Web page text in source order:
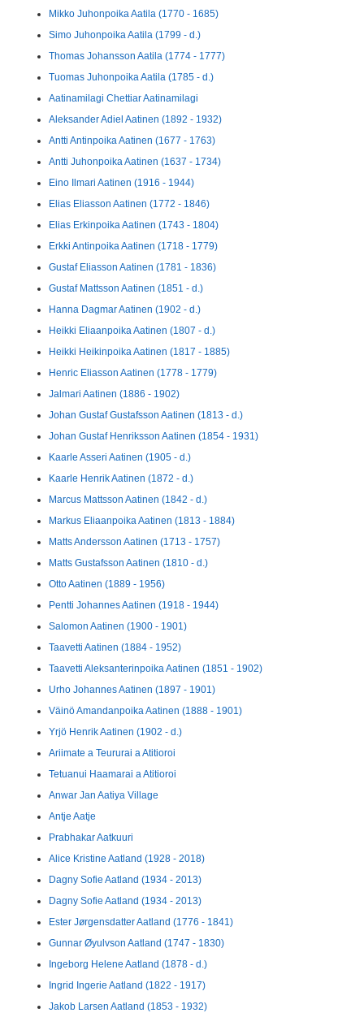
Mikko Juhonpoika Aatila (1770 - 1685)
Simo Juhonpoika Aatila (1799 - d.)
Thomas Johansson Aatila (1774 - 1777)
Tuomas Juhonpoika Aatila (1785 - d.)
Aatinamilagi Chettiar Aatinamilagi
Aleksander Adiel Aatinen (1892 - 1932)
Antti Antinpoika Aatinen (1677 - 1763)
Antti Juhonpoika Aatinen (1637 - 1734)
Eino Ilmari Aatinen (1916 - 1944)
Elias Eliasson Aatinen (1772 - 1846)
Elias Erkinpoika Aatinen (1743 - 1804)
Erkki Antinpoika Aatinen (1718 - 1779)
Gustaf Eliasson Aatinen (1781 - 1836)
Gustaf Mattsson Aatinen (1851 - d.)
Hanna Dagmar Aatinen (1902 - d.)
Heikki Eliaanpoika Aatinen (1807 - d.)
Heikki Heikinpoika Aatinen (1817 - 1885)
Henric Eliasson Aatinen (1778 - 1779)
Jalmari Aatinen (1886 - 1902)
Johan Gustaf Gustafsson Aatinen (1813 - d.)
Johan Gustaf Henriksson Aatinen (1854 - 1931)
Kaarle Asseri Aatinen (1905 - d.)
Kaarle Henrik Aatinen (1872 - d.)
Marcus Mattsson Aatinen (1842 - d.)
Markus Eliaanpoika Aatinen (1813 - 1884)
Matts Andersson Aatinen (1713 - 1757)
Matts Gustafsson Aatinen (1810 - d.)
Otto Aatinen (1889 - 1956)
Pentti Johannes Aatinen (1918 - 1944)
Salomon Aatinen (1900 - 1901)
Taavetti Aatinen (1884 - 1952)
Taavetti Aleksanterinpoika Aatinen (1851 - 1902)
Urho Johannes Aatinen (1897 - 1901)
Väinö Amandanpoika Aatinen (1888 - 1901)
Yrjö Henrik Aatinen (1902 - d.)
Ariimate a Teururai a Atitioroi
Tetuanui Haamarai a Atitioroi
Anwar Jan Aatiya Village
Antje Aatje
Prabhakar Aatkuuri
Alice Kristine Aatland (1928 - 2018)
Dagny Sofie Aatland (1934 - 2013)
Dagny Sofie Aatland (1934 - 2013)
Ester Jørgensdatter Aatland (1776 - 1841)
Gunnar Øyulvson Aatland (1747 - 1830)
Ingeborg Helene Aatland (1878 - d.)
Ingrid Ingerie Aatland (1822 - 1917)
Jakob Larsen Aatland (1853 - 1932)